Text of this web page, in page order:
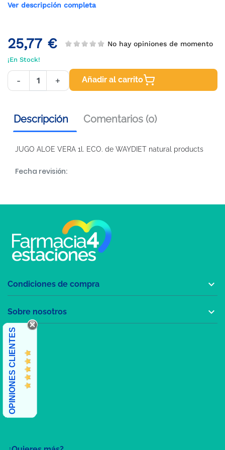
Ver descripción completa
25,77 € No hay opiniones de momento
¡En Stock!
- + Añadir al carrito
Descripción Comentarios (0)
JUGO ALOE VERA 1l. ECO. de WAYDIET natural products
Fecha revisión:
Condiciones de compra 
Sobre nosotros 
OPINIONES CLIENTES